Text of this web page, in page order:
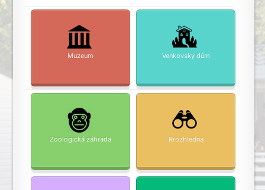
Muzeum Venkovský dům
Zoologická záhrada Rrozhledna